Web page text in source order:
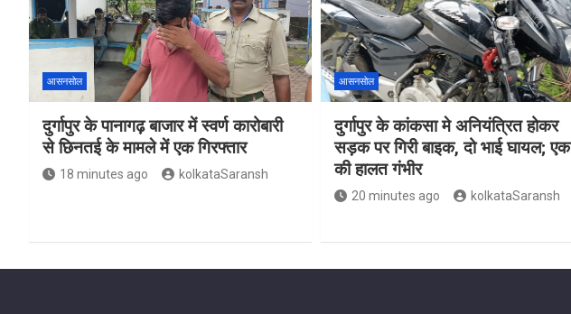
आसनसोल
दुर्गापुर के पानागढ़ बाजार में स्वर्ण कारोबारी
से छिनतई के मामले में एक गिरफ्तार
18 minutes ago kolkataSaransh
आसनसोल
दुर्गापुर के कांकसा मे अनियंत्रित होकर
सड़क पर गिरी बाइक, दो भाई घायल; एक
की हालत गंभीर
20 minutes ago kolkataSaransh